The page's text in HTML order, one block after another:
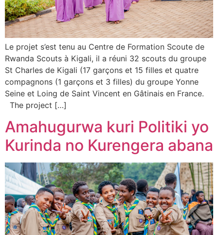
Le projet s’est tenu au Centre de Formation Scoute de
Rwanda Scouts à Kigali, il a réuni 32 scouts du groupe
St Charles de Kigali (17 garçons et 15 filles et quatre
compagnons (1 garçons et 3 filles) du groupe Yonne
Seine et Loing de Saint Vincent en Gâtinais en France.
The project […]
Amahugurwa kuri Politiki yo
Kurinda no Kurengera abana